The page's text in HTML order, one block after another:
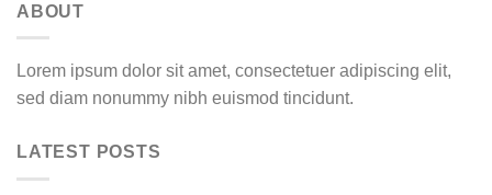
ABOUT
Lorem ipsum dolor sit amet, consectetuer adipiscing elit,
sed diam nonummy nibh euismod tincidunt.
LATEST POSTS